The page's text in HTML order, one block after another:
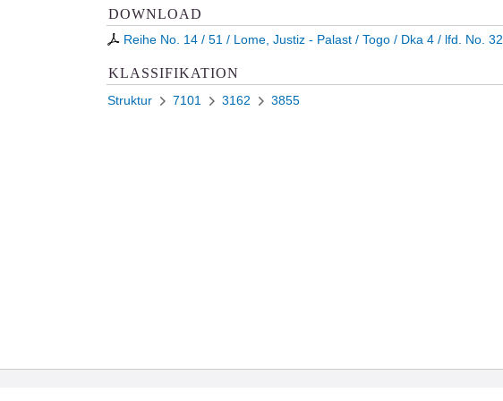
DOWNLOAD
Reihe No. 14 / 51 / Lome, Justiz - Palast / Togo / Dka 4 / lfd. No. 32
KLASSIFIKATION
Struktur 7101 3162 3855